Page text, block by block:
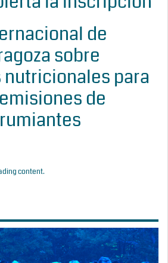
de
sobre
para
de
content.